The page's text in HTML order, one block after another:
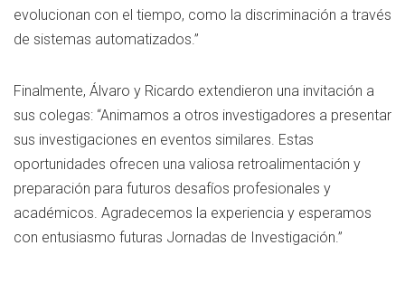
evolucionan con el tiempo, como la discriminación a través
de sistemas automatizados.”
Finalmente, Álvaro y Ricardo extendieron una invitación a
sus colegas: “Animamos a otros investigadores a presentar
sus investigaciones en eventos similares. Estas
oportunidades ofrecen una valiosa retroalimentación y
preparación para futuros desafíos profesionales y
académicos. Agradecemos la experiencia y esperamos
con entusiasmo futuras Jornadas de Investigación.”